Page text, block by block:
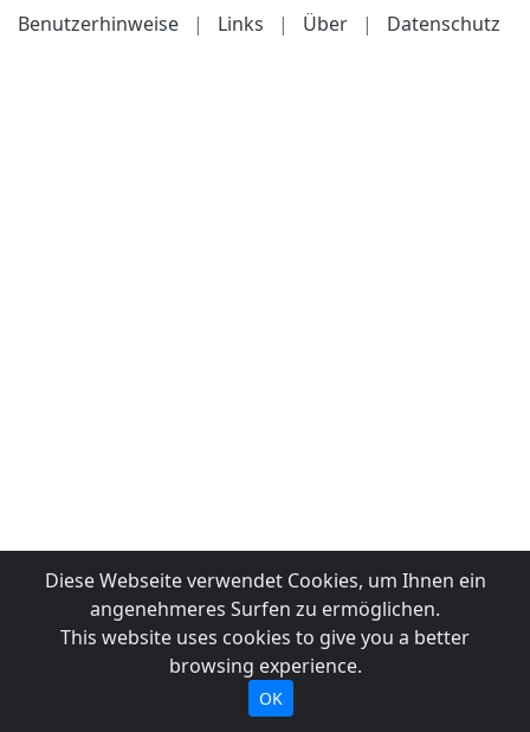
Benutzerhinweise
| Links | Über | Datenschutz
Diese Webseite verwendet Cookies, um Ihnen ein
angenehmeres Surfen zu ermöglichen.
This website uses cookies to give you a better
browsing experience.
OK